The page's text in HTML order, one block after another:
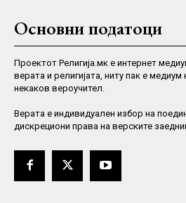
Основни податоци
Проектот Религија.мк е интернет
верата и религијата, ниту пак е
некаков вероучител.
Верaта е индивидуален избор на
дискрециони права на верските